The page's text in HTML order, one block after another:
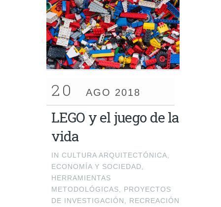
20 AGO 2018
LEGO y el juego de la
vida
IN CULTURA ARQUITECTÓNICA
ECONOMÍA Y SOCIEDAD
HERRAMIENTAS
METODOLÓGICAS
PROYECTOS
DE INVESTIGACIÓN
RECREACIÓN